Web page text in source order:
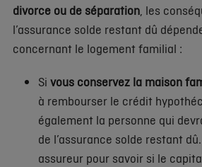
divorce ou de séparation, les
l’assurance solde restant dû
concernant le logement familial :
Si vous conservez la maison
à rembourser le crédit
également la personne qui
de l’assurance solde restant
assureur pour savoir si le